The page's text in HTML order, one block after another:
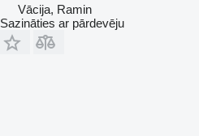
Vācija, Ramin
Sazināties ar pārdevēju